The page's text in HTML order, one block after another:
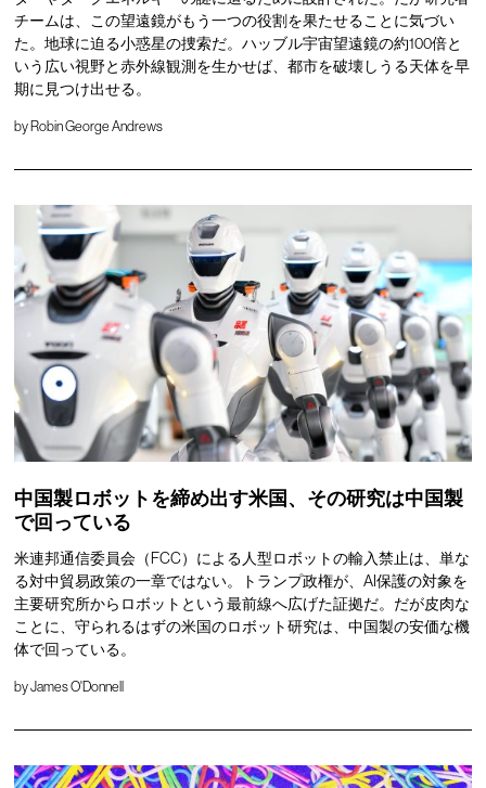
チームは、この望遠鏡がもう一つの役割を果たせることに気づい
た。地球に迫る小惑星の捜索だ。ハッブル宇宙望遠鏡の約100倍と
いう広い視野と赤外線観測を生かせば、都市を破壊しうる天体を早
期に見つけ出せる。
by Robin George Andrews
中国製ロボットを締め出す米国、その研究は中国製
で回っている
米連邦通信委員会（FCC）による人型ロボットの輸入禁止は、単な
る対中貿易政策の一章ではない。トランプ政権が、AI保護の対象を
主要研究所からロボットという最前線へ広げた証拠だ。だが皮肉な
ことに、守られるはずの米国のロボット研究は、中国製の安価な機
体で回っている。
byJames O'Donnell